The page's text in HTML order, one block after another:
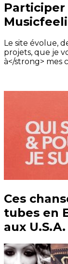
Participer
Le site évolue,
projets, que je
à</strong> mes
Ces
tubes en
aux U.S.A.